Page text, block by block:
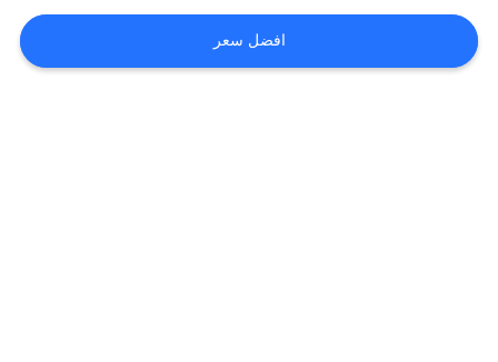
أخبار
افضل سعر